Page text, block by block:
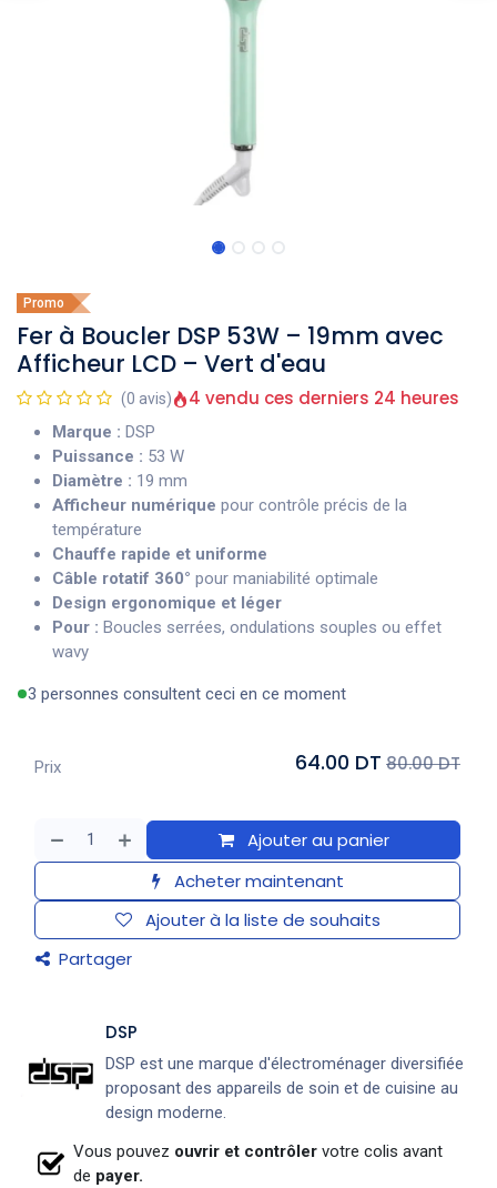
Promo
Fer à Boucler DSP 53W – 19mm avec
Afficheur LCD – Vert d'eau
(0 avis) 4 vendu ces derniers 24 heures
Marque : DSP
Puissance : 53 W
Diamètre : 19 mm
Afficheur numérique pour contrôle précis de la
température
Chauffe rapide et uniforme
Câble rotatif 360° pour maniabilité optimale
Design ergonomique et léger
Pour : Boucles serrées, ondulations souples ou effet
wavy
3 personnes consultent ceci en ce moment
Ajouter au panier
Acheter maintenant
Ajouter à la liste de souhaits
Partager
Prix 64.00 DT 80.00 DT
DSP
DSP est une marque d'électroménager diversifiée
proposant des appareils de soin et de cuisine au
design moderne.
Vous pouvez ouvrir et contrôler votre colis avant
de payer.